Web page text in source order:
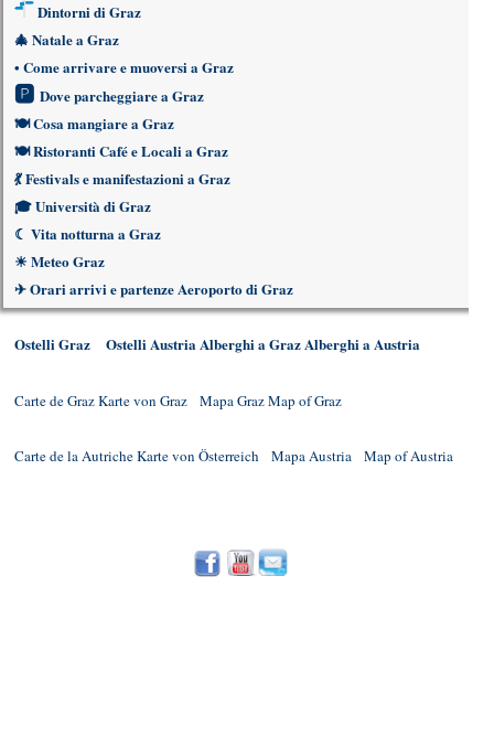
Dintorni di Graz
🎄 Natale a Graz
• Come arrivare e muoversi a Graz
🅿 Dove parcheggiare a Graz
🍽Cosa mangiare a Graz
🍽Ristoranti Café e Locali a Graz
💃Festivals e manifestazioni a Graz
🎓Università di Graz
☾ Vita notturna a Graz
☀ Meteo Graz
✈Orari arrivi e partenze Aeroporto di Graz
Ostelli Graz Ostelli Austria Alberghi a Graz Alberghi a Austria
Carte de GrazKarte von Graz Mapa GrazMap of Graz
Carte de la AutricheKarte von Österreich Mapa Austria Map of Austria